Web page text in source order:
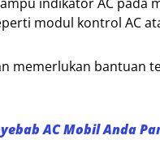
modul kontrol AC
memerlukan bantuan
AC Mobil Anda